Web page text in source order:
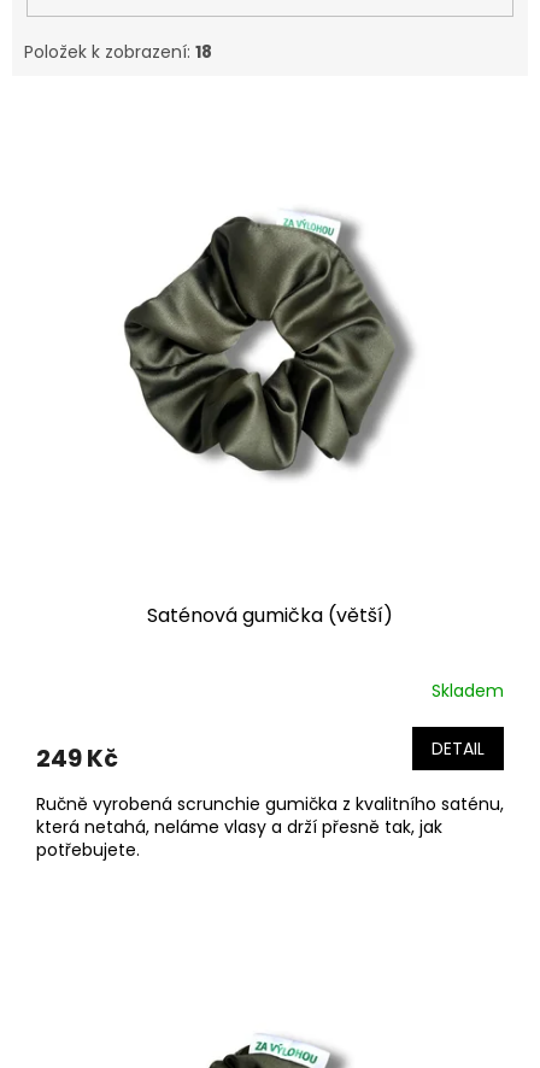
Položek k zobrazení: 18
Saténová gumička (větší)
Skladem
249 Kč DETAIL
Ručně vyrobená scrunchie gumička z kvalitního saténu,
která netahá, neláme vlasy a drží přesně tak, jak
potřebujete.